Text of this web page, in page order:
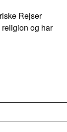
Rejser
og har